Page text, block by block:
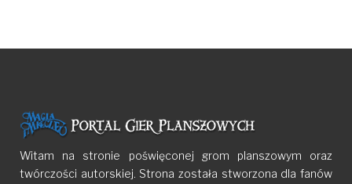
Witam na stronie poświęconej grom planszowym oraz
twórczości autorskiej. Strona została stworzona dla fanów